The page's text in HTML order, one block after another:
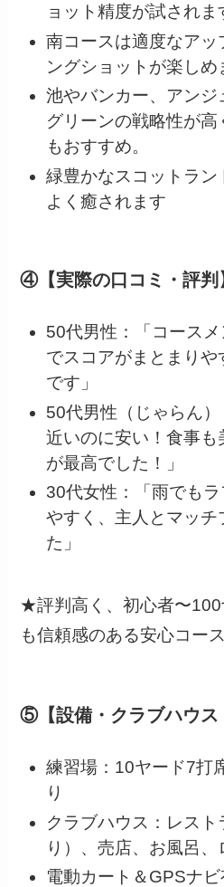
ョット精度が試されま
南コースは適度なアッ
ングショットが楽しめ
池やバンカー、アンジ
グリーンの戦略性が
もおすすめ。
緑豊かなスコットラン
よく癒されます
④【実際の口コミ・評判
50代男性：「コース
でスコアがまとまりや
です」
50代男性（じゃらん
近いのに安い！食事も
が最高でした！」
30代女性：「雨でも
やすく、主人とマッチ
た」
★評判高く、初心者〜100
も信頼感のある安心コース
⑤【設備・クラブハウス
練習場：10ヤード7打
り
クラブハウス：レス
り）、売店、お風呂、
電動カート＆GPSナビ